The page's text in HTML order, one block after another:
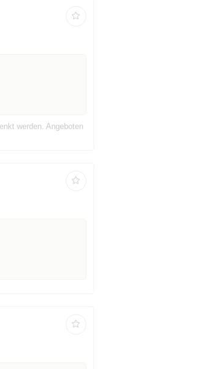
werden. Angeboten